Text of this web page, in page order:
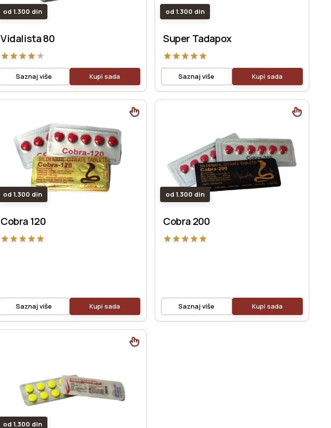
od 1.300 din
Vidalista 80
★★★★★
Saznaj više Kupi sada
od 1.300 din
Super Tadapox
★★★★★
Saznaj više Kupi sada
od 1.300 din
Cobra 120
★★★★★
Saznaj više Kupi sada
od 1.300 din
Cobra 200
★★★★★
Saznaj više Kupi sada
od 1.300 din